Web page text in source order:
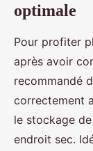
optimale
Pour profiter
après avoir
recommandé
correctement
le stockage
endroit sec.